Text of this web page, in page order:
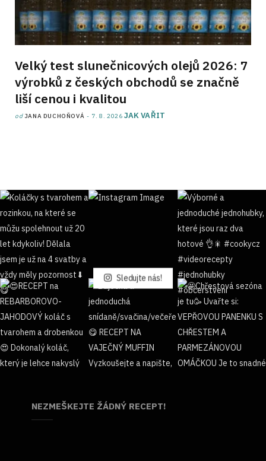
Velký test slunečnicových olejů 2026: 7
výrobků z českých obchodů se značně
liší cenou i kvalitou
od JANA DUCHOŇOVÁ 7. 8. 2026 JAK VAŘIT
Sledujte nás!
NEZMEŠKEJTE ŽÁDNÝ RECEPT!